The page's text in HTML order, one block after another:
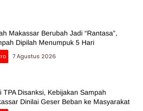
Makassar Berubah Jadi “Rantasa”,
Dipilah Menumpuk 5 Hari
7 Agustus 2026
TPA Disanksi, Kebijakan Sampah
Dinilai Geser Beban ke Masyarakat